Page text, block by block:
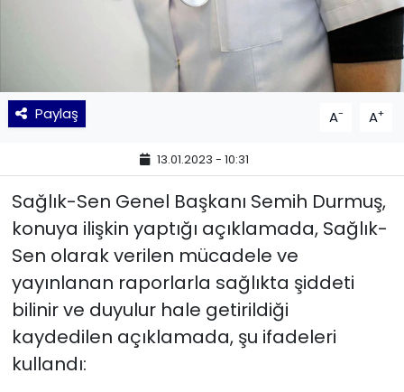
Paylaş A- A+
13.01.2023 - 10:31
Sağlık-Sen Genel Başkanı Semih Durmuş,
konuya ilişkin yaptığı açıklamada, Sağlık-
Sen olarak verilen mücadele ve
yayınlanan raporlarla sağlıkta şiddeti
bilinir ve duyulur hale getirildiği
kaydedilen açıklamada, şu ifadeleri
kullandı:
Siyaset
SPOR
TEKNOLOJİ
Yaşam
YEREL POLİTİKA
YEREL YÖNETİMLER